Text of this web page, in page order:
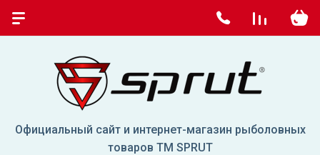
Официальный сайт и интернет-магазин рыболовных
товаров TM SPRUT